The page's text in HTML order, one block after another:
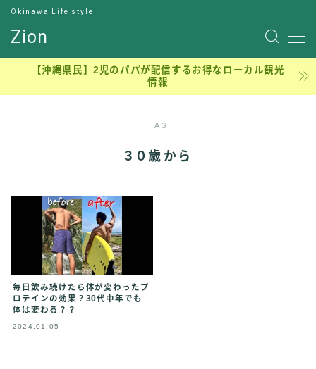
Zion
Okinawa Life style
サンプルページ
利用規約／特定商取引法に基づく表記
理学療法士の学生時代
運営者情報
【沖縄県民】2児のパパが配信するお得なローカル観光
情報
TAG
３０歳から
毎日飲み続けたら体が変わったプ
ロテインの効果？30代中年でも
体は変わる？？
2024.01.05